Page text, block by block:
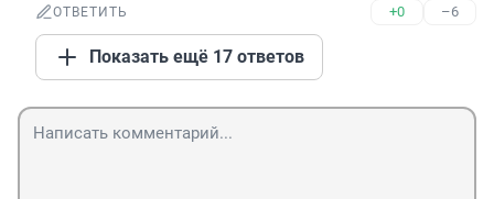
ОТВЕТИТЬ +0 –6
Показать ещё 17 ответов